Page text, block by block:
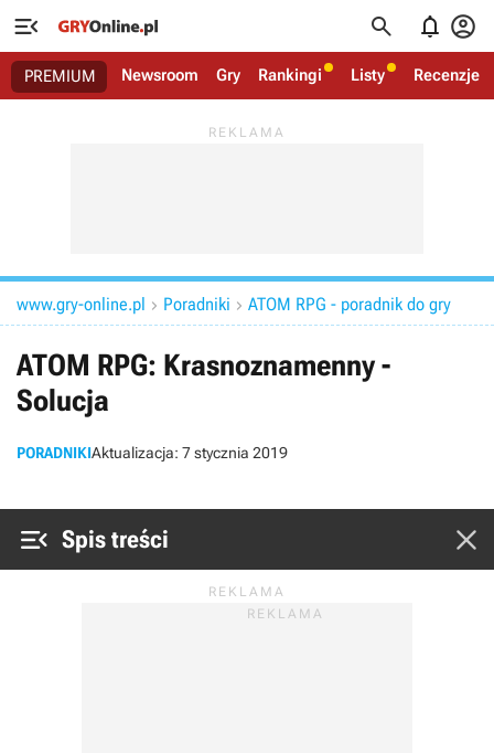
   
PREMIUM Newsroom Gry Rankingi Listy Recenzje
www.gry-online.pl  Poradniki  ATOM RPG - poradnik do gry
ATOM RPG: Krasnoznamenny -
Solucja
PORADNIKIAktualizacja: 7 stycznia 2019
 Spis treści 